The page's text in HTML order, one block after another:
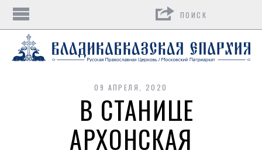
09 АПРЕЛЯ, 2020
В СТАНИЦЕ
АРХОНСКАЯ